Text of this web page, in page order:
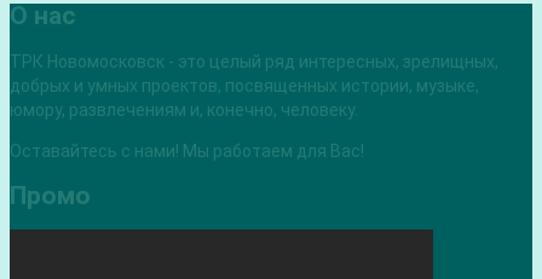
О нас
ТРК Новомосковск - это целый ряд интересных, зрелищных,
добрых и умных проектов, посвященных истории, музыке,
юмору, развлечениям и, конечно, человеку.
Оставайтесь с нами! Мы работаем для Вас!
Промо